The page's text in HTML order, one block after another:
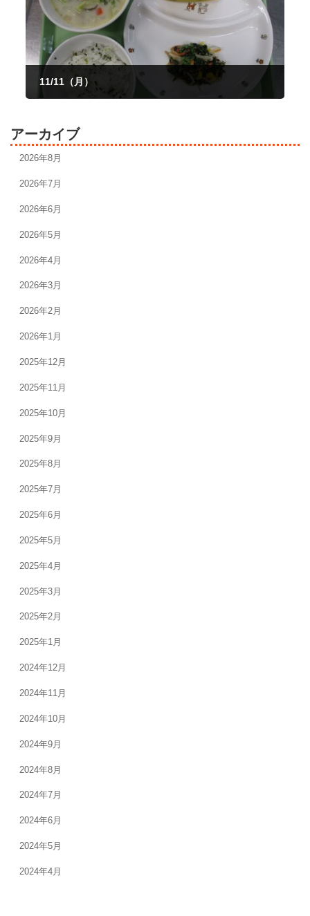
11/11（月）
アーカイブ
2026年8月
2026年7月
2026年6月
2026年5月
2026年4月
2026年3月
2026年2月
2026年1月
2025年12月
2025年11月
2025年10月
2025年9月
2025年8月
2025年7月
2025年6月
2025年5月
2025年4月
2025年3月
2025年2月
2025年1月
2024年12月
2024年11月
2024年10月
2024年9月
2024年8月
2024年7月
2024年6月
2024年5月
2024年4月